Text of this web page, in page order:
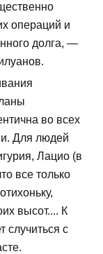
операций и
долга, —
во всех
Для людей
Лацио (в
все только
высот.... К
случиться с